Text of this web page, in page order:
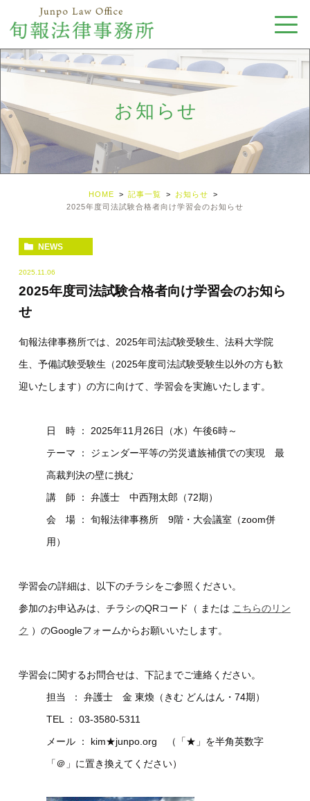
お知らせ
HOME 記事一覧
お知らせ
2025年度司法試験合格者向け学習会のお知らせ
NEWS
2025.11.06
2025年度司法試験合格者向け学習会のお知ら
せ
旬報法律事務所では、2025年司法試験受験生、法科大学院
生、予備試験受験生（2025年度司法試験受験生以外の方も歓
迎いたします）の方に向けて、学習会を実施いたします。
日 時 ： 2025年11月26日（水）午後6時～
テーマ ： ジェンダー平等の労災遺族補償での実現 最
高裁判決の壁に挑む
講 師 ： 弁護士 中西翔太郎（72期）
会 場 ： 旬報法律事務所 9階・大会議室（zoom併
用）
学習会の詳細は、以下のチラシをご参照ください。
参加のお申込みは、チラシのQRコード（ または こちらのリン
ク ）のGoogleフォームからお願いいたします。
学習会に関するお問合せは、下記までご連絡ください。
担当 ： 弁護士 金 東煥（きむ どんはん・74期）
TEL ： 03-3580-5311
メール ： kim★junpo.org （「★」を半角英数字
「＠」に置き換えてください）